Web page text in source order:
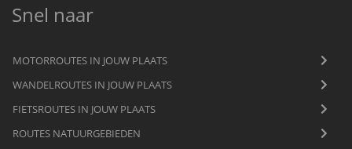
Snel naar
MOTORROUTES IN JOUW PLAATS
WANDELROUTES IN JOUW PLAATS
FIETSROUTES IN JOUW PLAATS
ROUTES NATUURGEBIEDEN